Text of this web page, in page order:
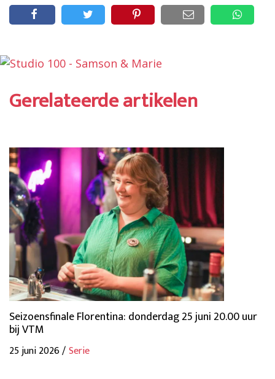
Gerelateerde artikelen
Seizoensfinale Florentina: donderdag 25 juni 20.00 uur
bij VTM
25 juni 2026 /Serie